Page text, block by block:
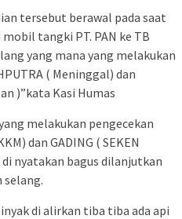
tersebut berawal pada saat
tangki PT. PAN ke TB
yang mana yang melakukan
( Meninggal) dan
)”kata Kasi Humas
melakukan pengecekan
dan GADING ( SEKEN
nyatakan bagus dilanjutkan
selang.
di alirkan tiba tiba ada api